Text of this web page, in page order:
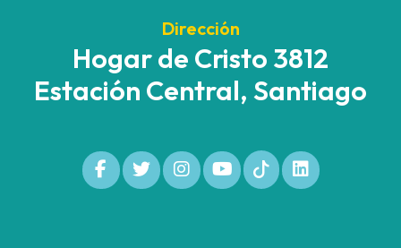
Dirección
Hogar de Cristo 3812
Estación Central, Santiago